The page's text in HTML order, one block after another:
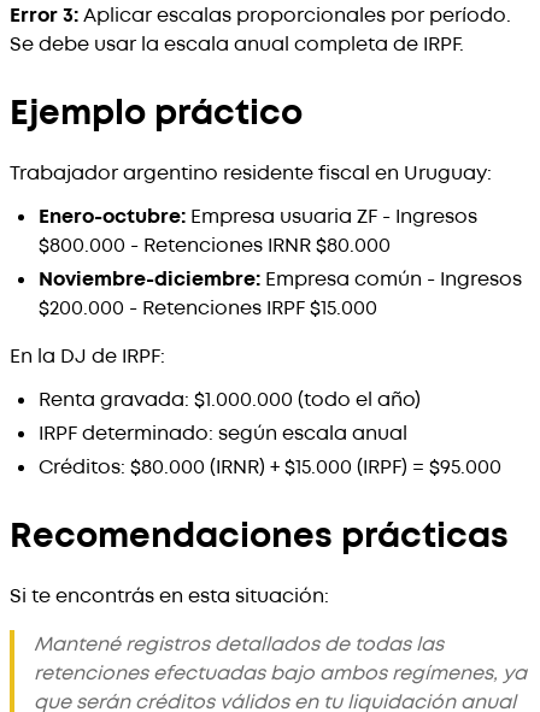
Error 3:Aplicar escalas proporcionales por período.
Se debe usar la escala anual completa de IRPF.
Ejemplo práctico
Trabajador argentino residente fiscal en Uruguay:
Enero-octubre: Empresa usuaria ZF - Ingresos
$800.000 - Retenciones IRNR $80.000
Noviembre-diciembre: Empresa común - Ingresos
$200.000 - Retenciones IRPF $15.000
En la DJ de IRPF:
Renta gravada: $1.000.000 (todo el año)
IRPF determinado: según escala anual
Créditos: $80.000 (IRNR) + $15.000 (IRPF) = $95.000
Recomendaciones prácticas
Si te encontrás en esta situación:
Mantené registros detallados de todas las
retenciones efectuadas bajo ambos regímenes, ya
que serán créditos válidos en tu liquidación anual